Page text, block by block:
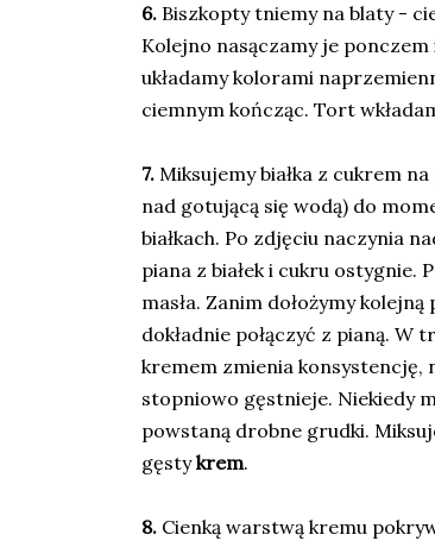
6.Biszkopty tniemy na blaty -
Kolejno nasączamy je
układamy kolorami
ciemnym kończąc. Tort
7.Miksujemy białka z cukrem
nad gotującą się wodą) do
białkach. Po zdjęciu naczynia
piana z białek i cukru ostygnie.
masła. Zanim dołożymy
dokładnie połączyć z pianą. W
kremem zmienia konsystencję,
stopniowo gęstnieje. Niekiedy
powstaną drobne grudki.
gęstykrem.
8. Cienką warstwą kremu